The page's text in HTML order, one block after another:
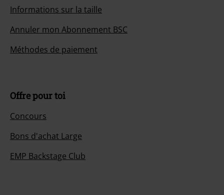
Informations sur la taille
Annuler mon Abonnement BSC
Méthodes de paiement
Offre pour toi
Concours
Bons d'achat Large
EMP Backstage Club